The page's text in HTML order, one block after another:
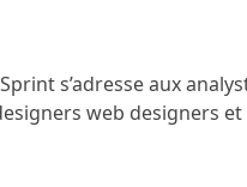
s’adresse aux
web designers